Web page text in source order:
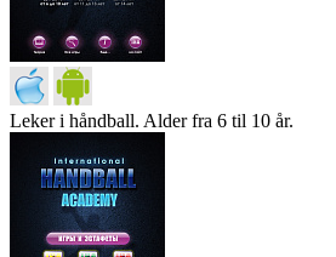
Leker i håndball. Alder fra 6 til 10 år.